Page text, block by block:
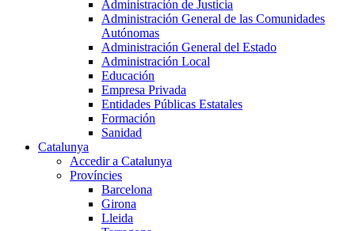
Administración de Justicia
Administración General de las Comunidades
Autónomas
Administración General del Estado
Administración Local
Educación
Empresa Privada
Entidades Públicas Estatales
Formación
Sanidad
Catalunya
Accedir a Catalunya
Províncies
Barcelona
Girona
Lleida